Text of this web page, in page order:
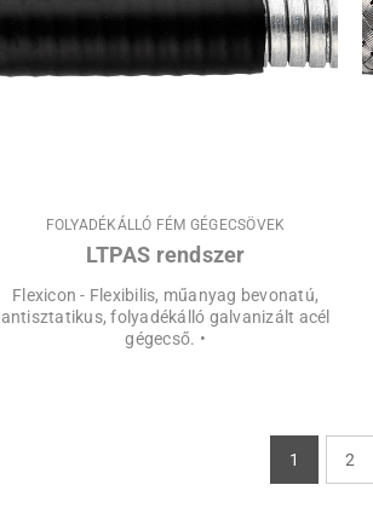
FOLYADÉKÁLLÓ FÉM GÉGECSÖVEK
LTPAS rendszer
Flexicon - Flexibilis, műanyag bevonatú,
antisztatikus, folyadékálló galvanizált acél
gégecső. •
1 2